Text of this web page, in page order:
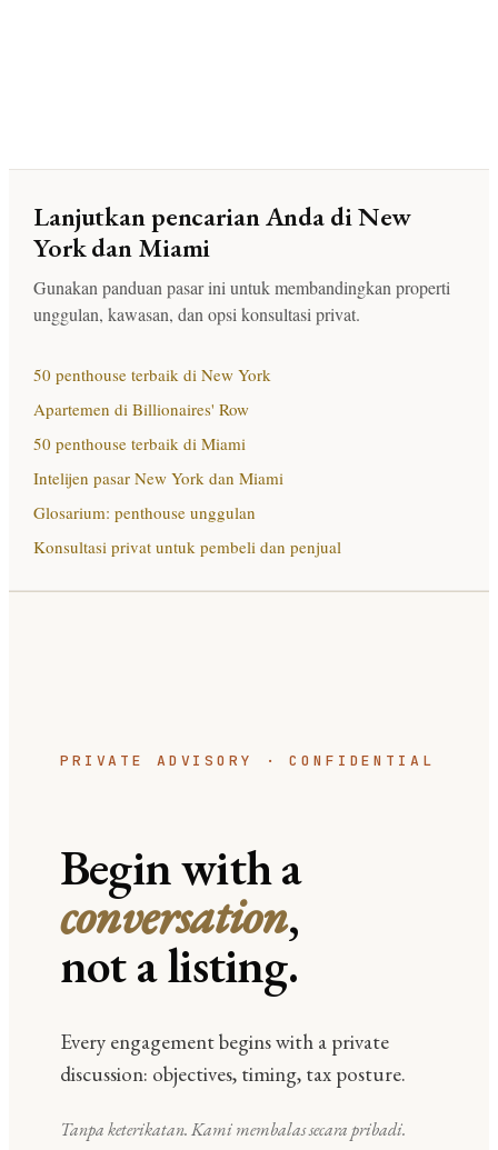
Lanjutkan pencarian Anda di New
York dan Miami
Gunakan panduan pasar ini untuk membandingkan properti
unggulan, kawasan, dan opsi konsultasi privat.
50 penthouse terbaik di New York
Apartemen di Billionaires' Row
50 penthouse terbaik di Miami
Intelijen pasar New York dan Miami
Glosarium: penthouse unggulan
Konsultasi privat untuk pembeli dan penjual
PRIVATE ADVISORY · CONFIDENTIAL
Begin with a
conversation,
not a listing.
Every engagement begins with a private
discussion: objectives, timing, tax posture.
Tanpa keterikatan. Kami membalas secara pribadi.